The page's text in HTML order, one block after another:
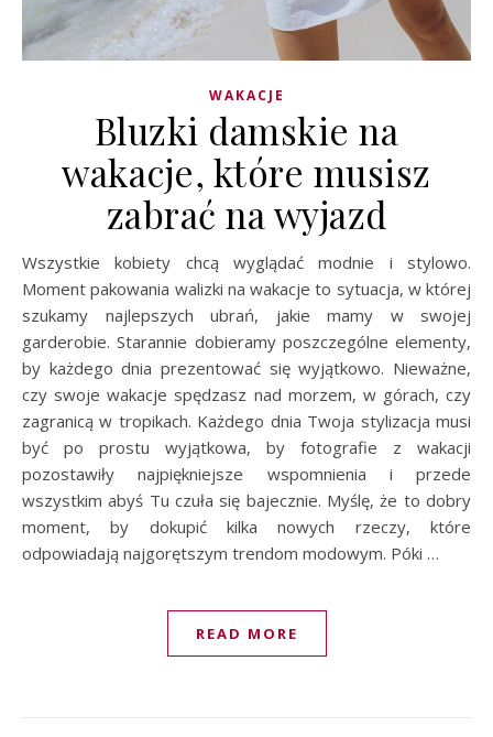
WAKACJE
Bluzki damskie na
wakacje, które musisz
zabrać na wyjazd
Wszystkie kobiety chcą wyglądać modnie i stylowo.
Moment pakowania walizki na wakacje to sytuacja, w której
szukamy najlepszych ubrań, jakie mamy w swojej
garderobie. Starannie dobieramy poszczególne elementy,
by każdego dnia prezentować się wyjątkowo. Nieważne,
czy swoje wakacje spędzasz nad morzem, w górach, czy
zagranicą w tropikach. Każdego dnia Twoja stylizacja musi
być po prostu wyjątkowa, by fotografie z wakacji
pozostawiły najpiękniejsze wspomnienia i przede
wszystkim abyś Tu czuła się bajecznie. Myślę, że to dobry
moment, by dokupić kilka nowych rzeczy, które
odpowiadają najgorętszym trendom modowym. Póki …
READ MORE